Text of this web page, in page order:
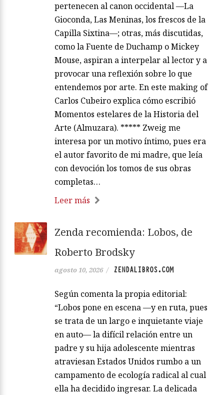
pertenecen al canon occidental —La
Gioconda, Las Meninas, los frescos de la
Capilla Sixtina—; otras, más discutidas,
como la Fuente de Duchamp o Mickey
Mouse, aspiran a interpelar al lector y a
provocar una reflexión sobre lo que
entendemos por arte. En este making of
Carlos Cubeiro explica cómo escribió
Momentos estelares de la Historia del
Arte (Almuzara). ***** Zweig me
interesa por un motivo íntimo, pues era
el autor favorito de mi madre, que leía
con devoción los tomos de sus obras
completas…
Leer más
Zenda recomienda: Lobos, de
Roberto Brodsky
agosto 10, 2026 / ZENDALIBROS.COM
Según comenta la propia editorial:
“Lobos pone en escena —y en ruta, pues
se trata de un largo e inquietante viaje
en auto— la difícil relación entre un
padre y su hija adolescente mientras
atraviesan Estados Unidos rumbo a un
campamento de ecología radical al cual
ella ha decidido ingresar. La delicada